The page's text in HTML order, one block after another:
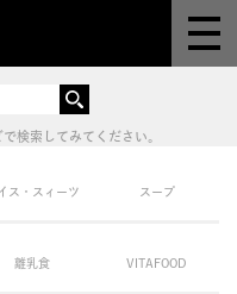
検索してみてください。
ス・スィーツ スープ
離乳食 VITAFOOD